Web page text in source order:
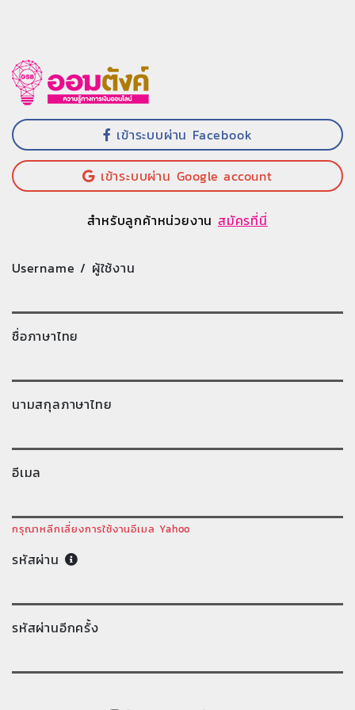
เข้าระบบผ่าน Facebook
เข้าระบบผ่าน Google account
สำหรับลูกค้าหน่วยงาน สมัครที่นี่
Username / ผู้ใช้งาน
ชื่อภาษาไทย
นามสกุลภาษาไทย
อีเมล
กรุณาหลีกเลี่ยงการใช้งานอีเมล Yahoo
รหัสผ่าน
รหัสผ่านอีกครั้ง